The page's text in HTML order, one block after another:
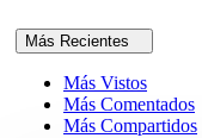
Más Recientes
Más Vistos
Más Comentados
Más Compartidos